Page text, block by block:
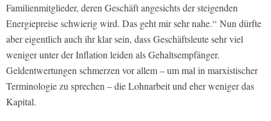
Familienmitglieder, deren Geschäft angesichts der steigenden
Energiepreise schwierig wird. Das geht mir sehr nahe.“ Nun dürfte
aber eigentlich auch ihr klar sein, dass Geschäftsleute sehr viel
weniger unter der Inflation leiden als Gehaltsempfänger.
Geldentwertungen schmerzen vor allem – um mal in marxistischer
Terminologie zu sprechen – die Lohnarbeit und eher weniger das
Kapital.